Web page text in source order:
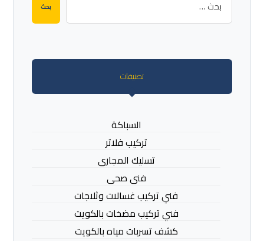
بحث
تصنيفات
السباكة
تركيب فلاتر
تسليك المجارى
فنى صحى
فني تركيب غسالات وثلاجات
فني تركيب مضخات بالكويت
كشف تسربات مياه بالكويت